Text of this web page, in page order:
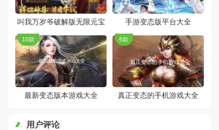
叫我万岁爷破解版无限元宝 手游变态版平台大全
最新变态版本游戏大全
10款
真正变态的手机游戏大全
6款
用户评论